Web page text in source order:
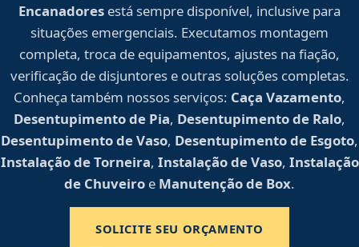
Encanadores está sempre disponível, inclusive para
situações emergenciais. Executamos montagem
completa, troca de equipamentos, ajustes na fiação,
verificação de disjuntores e outras soluções completas.
Conheça também nossos serviços: Caça Vazamento,
Desentupimento de Pia, Desentupimento de Ralo,
Desentupimento de Vaso, Desentupimento de Esgoto,
Instalação de Torneira, Instalação de Vaso, Instalação
de Chuveiro e Manutenção de Box.
SOLICITE SEU ORÇAMENTO